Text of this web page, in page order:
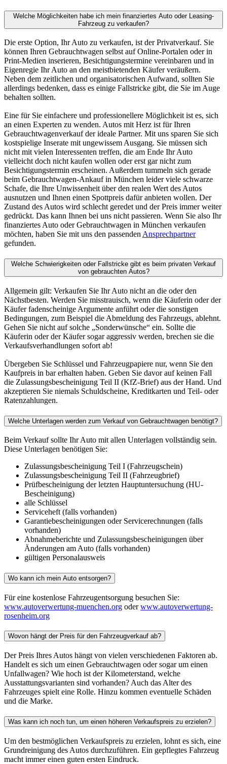
Welche Möglichkeiten habe ich mein finanziertes Auto oder Leasing-
Fahrzeug zu verkaufen?
Die erste Option, Ihr Auto zu verkaufen, ist der Privatverkauf. Sie
können Ihren Gebrauchtwagen selbst auf Online-Portalen oder in
Print-Medien inserieren, Besichtigungstermine vereinbaren und in
Eigenregie Ihr Auto an den meistbietenden Käufer veräußern.
Neben dem zeitlichen und organisatorischen Aufwand, sollten Sie
allerdings bedenken, dass es einige Fallstricke gibt, die Sie im Auge
behalten sollten.
Eine für Sie einfachere und professionellere Möglichkeit ist es, sich
an einen Experten zu wenden. Autos mit Herz ist für Ihren
Gebrauchtwagenverkauf der ideale Partner. Mit uns sparen Sie sich
kostspielige Inserate mit ungewissem Ausgang. Sie müssen sich
nicht mit vielen Interessenten treffen, die am Ende Ihr Auto
vielleicht doch nicht kaufen wollen oder erst gar nicht zum
Besichtigungstermin erscheinen. Außerdem tummeln sich gerade
beim Gebrauchtwagen-Ankauf in München leider viele schwarze
Schafe, die Ihre Unwissenheit über den realen Wert des Autos
ausnutzen und Ihnen einen Spottpreis dafür anbieten wollen. Der
Zustand des Autos wird schlecht geredet und der Preis immer weiter
gedrückt. Das kann Ihnen bei uns nicht passieren. Wenn Sie also Ihr
finanziertes Auto oder Gebrauchtwagen in München verkaufen
möchten, haben Sie mit uns den passendenAnsprechpartner
gefunden.
Welche Schwierigkeiten oder Fallstricke gibt es beim privaten Verkauf
von gebrauchten Autos?
Allgemein gilt: Verkaufen Sie Ihr Auto nicht an die oder den
Nächstbesten. Werden Sie misstrauisch, wenn die Käuferin oder der
Käufer fadenscheinige Argumente anführt oder die sonstigen
Bedingungen, zum Beispiel die Abmeldung des Fahrzeugs, ablehnt.
Gehen Sie nicht auf solche „Sonderwünsche“ ein. Sollte die
Käuferin oder der Käufer sogar aggressiv werden, brechen sie die
Verkaufsverhandlungen sofort ab!
Übergeben Sie Schlüssel und Fahrzeugpapiere nur, wenn Sie den
Kaufpreis in bar erhalten haben. Geben Sie davor auf keinen Fall
die Zulassungsbescheinigung Teil II (KfZ-Brief) aus der Hand. Und
akzeptieren Sie niemals Schuldscheine, Kreditkarten und Teil- oder
Ratenzahlungen.
Welche Unterlagen werden zum Verkauf von Gebrauchtwagen benötigt?
Beim Verkauf sollte Ihr Auto mit allen Unterlagen vollständig sein.
Diese Unterlagen benötigen Sie:
Zulassungsbescheinigung Teil I (Fahrzeugschein)
Zulassungsbescheinigung Teil II (Fahrzeugbrief)
Prüfbescheinigung der letzten Hauptuntersuchung (HU-
Bescheinigung)
alle Schlüssel
Serviceheft (falls vorhanden)
Garantiebescheinigungen oder Servicerechnungen (falls
vorhanden)
Abnahmeberichte und Zulassungsbescheinigungen über
Änderungen am Auto (falls vorhanden)
gültigen Personalausweis
Wo kann ich mein Auto entsorgen?
Für eine kostenlose Fahrzeugentsorgung besuchen Sie:
www.autoverwertung-muenchen.org oderwww.autoverwertung-
rosenheim.org
Wovon hängt der Preis für den Fahrzeugverkauf ab?
Der Preis Ihres Autos hängt von vielen verschiedenen Faktoren ab.
Handelt es sich um einen Gebrauchtwagen oder sogar um einen
Unfallwagen? Wie hoch ist der Kilometerstand, welche
Ausstattungsvarianten sind vorhanden? Auch das Alter des
Fahrzeuges spielt eine Rolle. Hinzu kommen eventuelle Schäden
und die Marke.
Was kann ich noch tun, um einen höheren Verkaufspreis zu erzielen?
Um den bestmöglichen Verkaufspreis zu erzielen, lohnt es sich, eine
Grundreinigung des Autos durchzuführen. Ein gepflegtes Fahrzeug
macht immer einen guten ersten Eindruck.